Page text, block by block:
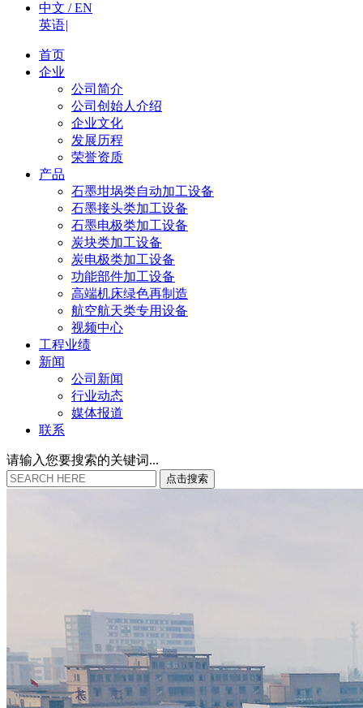
中文 / EN
英语|
首页
企业
公司简介
公司创始人介绍
企业文化
发展历程
荣誉资质
产品
石墨坩埚类自动加工设备
石墨接头类加工设备
石墨电极类加工设备
炭块类加工设备
炭电极类加工设备
功能部件加工设备
高端机床绿色再制造
航空航天类专用设备
视频中心
工程业绩
新闻
公司新闻
行业动态
媒体报道
联系
请输入您要搜索的关键词...
点击搜索